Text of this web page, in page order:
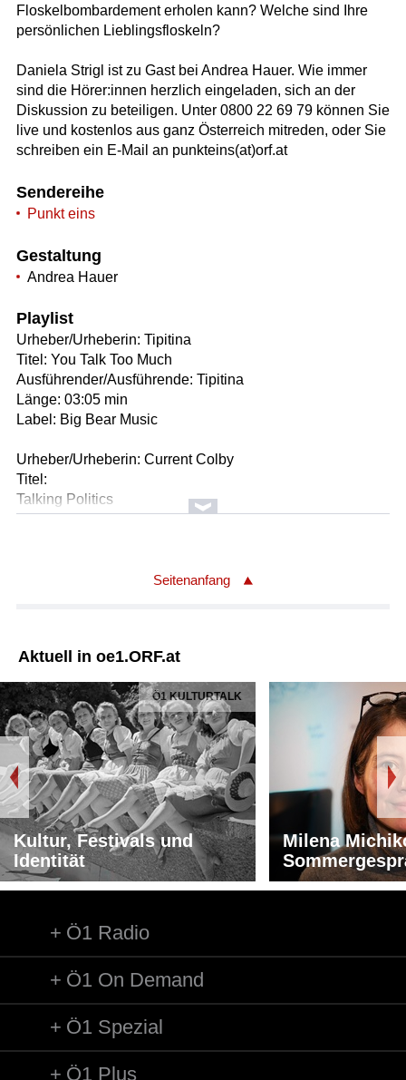
Floskelbombardement erholen kann? Welche sind Ihre
persönlichen Lieblingsfloskeln?
Daniela Strigl ist zu Gast bei Andrea Hauer. Wie immer
sind die Hörer:innen herzlich eingeladen, sich an der
Diskussion zu beteiligen. Unter 0800 22 69 79 können Sie
live und kostenlos aus ganz Österreich mitreden, oder Sie
schreiben ein E-Mail an punkteins(at)orf.at
Sendereihe
Punkt eins
Gestaltung
Andrea Hauer
Playlist
Urheber/Urheberin: Tipitina
Titel: You Talk Too Much
Ausführender/Ausführende: Tipitina
Länge: 03:05 min
Label: Big Bear Music
Urheber/Urheberin: Current Colby
Titel:
Talking Politics
Ausführender/Ausführende: Current Colby
Ausführender/Ausführende: Bettye LaVette
Länge: 03:44 min
Label: gatefold
Seitenanfang
Aktuell in oe1.ORF.at
Ö1 KULTURTALK
Kultur, Festivals und
Identität
Milena
Ö1 Radio
Ö1 On Demand
Ö1 Spezial
Ö1 Plus